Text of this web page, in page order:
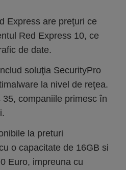
Express are preţuri ce
Red Express 10, ce
de date.
soluţia SecurityPro
la nivel de reţea.
companiile primesc în
la preturi
o capacitate de 16GB si
Euro, impreuna cu